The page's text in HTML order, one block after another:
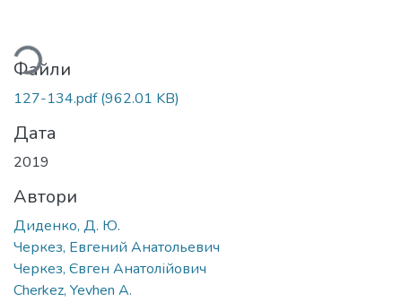
Файли
127-134.pdf(962.01 KB)
Дата
2019
Автори
Диденко, Д. Ю.
Черкез, Евгений Анатольевич
Черкез, Євген Анатолійович
Cherkez, Yevhen A.